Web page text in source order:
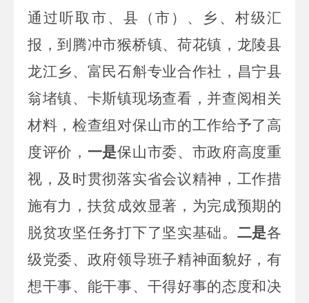
通过听取市、县（市）、乡、村级汇
报，到腾冲市猴桥镇、荷花镇，龙陵县
龙江乡、富民石斛专业合作社，昌宁县
翁堵镇、卡斯镇现场查看，并查阅相关
材料，检查组对保山市的工作给予了高
度评价， 一是保山市委、市政府高度重
视，及时贯彻落实省会议精神，工作措
施有力，扶贫成效显著，为完成预期的
脱贫攻坚任务打下了坚实基础。 二是各
级党委、政府领导班子精神面貌好，有
想干事、能干事、干得好事的态度和决